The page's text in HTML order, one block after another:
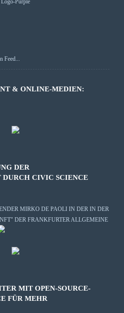
Feed...
& ONLINE-MEDIEN:
DER
CIVIC SCIENCE
MIRKO DE PAOLI IN DER IN DER
DER FRANKFURTER ALLGEMEINE
MIT OPEN-SOURCE-
FÜR MEHR